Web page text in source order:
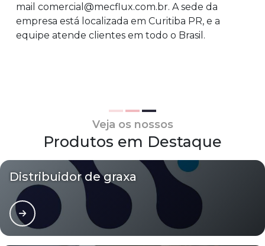
mail comercial@mecflux.com.br. A sede da
empresa está localizada em Curitiba PR, e a
equipe atende clientes em todo o Brasil.
Veja os nossos
Produtos em Destaque
Distribuidor de graxa